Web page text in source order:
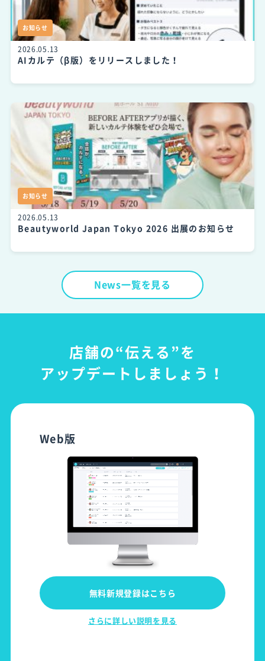
お知らせ
2026.05.13
AIカルテ（β版）をリリースしました！
お知らせ
2026.05.13
Beautyworld Japan Tokyo 2026 出展のお知らせ
News一覧を見る
店舗の“伝える”を
アップデートしましょう！
Web版
無料新規登録はこちら
さらに詳しい説明を見る